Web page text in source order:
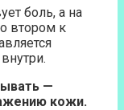
боль, а на
втором к
—
кожи.